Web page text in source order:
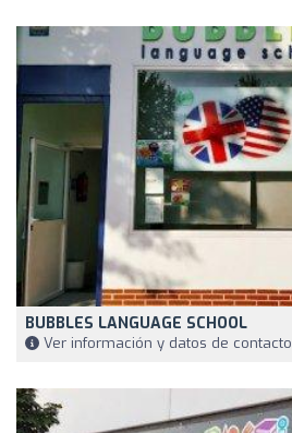
BUBBLES LANGUAGE SCHOOL
Ver información y datos de contacto